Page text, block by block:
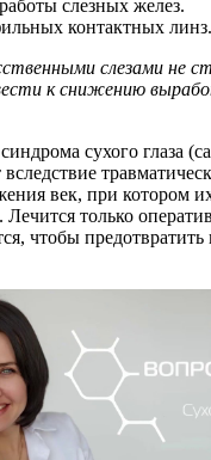
слезных желез.
контактных линз.
слезами не
к снижению
сухого глаза
век, при котором
только
чтобы